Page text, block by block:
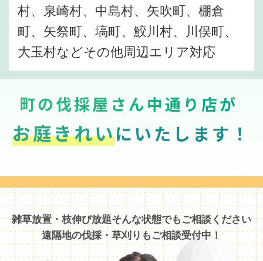
村、泉崎村、中島村、矢吹町、棚倉
町、矢祭町、塙町、鮫川村、川俣町、
大玉村などその他周辺エリア対応
町の伐採屋さん中通り店が
お庭きれいにいたします！
雑草放置・枝伸び放題そんな状態でもご相談ください
遠隔地の伐採・草刈りもご相談受付中！